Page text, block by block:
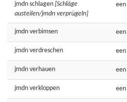
jmdn schlagen [Schläge
austeilen/jmdn verprügeln]
een
jmdn verbimsen een
jmdn verdreschen een
jmdn verhauen een
jmdn verkloppen een